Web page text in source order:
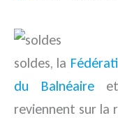
soldes, la
du Balnéaireet
reviennent sur la